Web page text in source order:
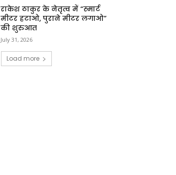
राकेश ठाकुर के नेतृत्व में “स्मार्ट
मीटर हटाओ, पुराने मीटर लगाओ”
की शुरुआत
July 31, 2026
Load more